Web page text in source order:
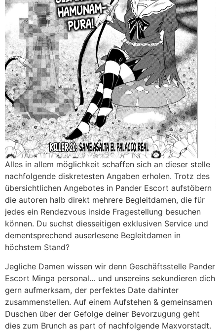
Alles in allem möglichkeit schaffen sich an dieser stelle
nachfolgende diskretesten Angaben erholen. Trotz des
übersichtlichen Angebotes in Pander Escort aufstöbern
die autoren halb direkt mehrere Begleitdamen, die für
jedes ein Rendezvous inside Fragestellung besuchen
können. Du suchst diesseitigen exklusiven Service und
dementsprechend auserlesene Begleitdamen in
höchstem Stand?
Jegliche Damen wissen wir denn Geschäftsstelle Pander
Escort Minga personal… und unsereins sekundieren dich
gern aufmerksam, der perfektes Date dahinter
zusammenstellen. Auf einem Aufstehen & gemeinsamen
Duschen über der Gefolge deiner Bevorzugung geht
dies zum Brunch as part of nachfolgende Maxvorstadt.